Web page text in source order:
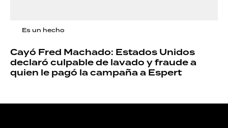
Es un hecho
Cayó Fred Machado: Estados Unidos
declaró culpable de lavado y fraude a
quien le pagó la campaña a Espert